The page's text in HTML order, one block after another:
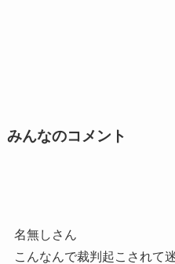
みんなのコメント
名無しさん
こんなんで裁判起こされて